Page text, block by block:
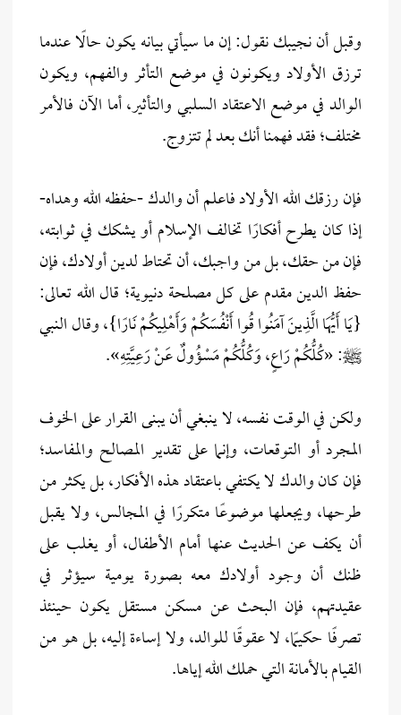
وقبل أن نجيبك نقول: إن ما سيأتي بيانه يكون حالًا عندما
ترزق الأولاد ويكونون في موضع التأثر والفهم، ويكون
الوالد في موضع الاعتقاد السلبي والتأثير، أما الآن فالأمر
مختلف؛ فقد فهمنا أنك بعد لم تتزوج.
فإن رزقك الله الأولاد فاعلم أن والدك -حفظه الله وهداه-
إذا كان يطرح أفكارًا تخالف الإسلام أو يشكك في ثوابته،
فإن من حقك، بل من واجبك، أن تحتاط لدين أولادك، فإن
حفظ الدين مقدم على كل مصلحة دنيوية؛ قال الله تعالى:
{يَا أَيُّهَا الَّذِينَ آمَنُوا قُوا أَنْفُسَكُمْ وَأَهْلِيكُمْ نَارًا}، وقال النبي
ﷺ: «كُلُّكُمْ رَاعٍ، وَكُلُّكُمْ مَسْؤُولٌ عَنْ رَعِيَّتِهِ».
ولكن في الوقت نفسه، لا ينبغي أن يبنى القرار على الخوف
المجرد أو التوقعات، وإنما على تقدير المصالح والمفاسد؛
فإن كان والدك لا يكتفي باعتقاد هذه الأفكار، بل يكثر من
طرحها، ويجعلها موضوعًا متكررًا في المجالس، ولا يقبل
أن يكف عن الحديث عنها أمام الأطفال، أو يغلب على
ظنك أن وجود أولادك معه بصورة يومية سيؤثر في
عقيدتهم، فإن البحث عن مسكن مستقل يكون حينئذ
تصرفًا حكيمًا، لا عقوقًا للوالد، ولا إساءة إليه، بل هو من
القيام بالأمانة التي حملك الله إياها.